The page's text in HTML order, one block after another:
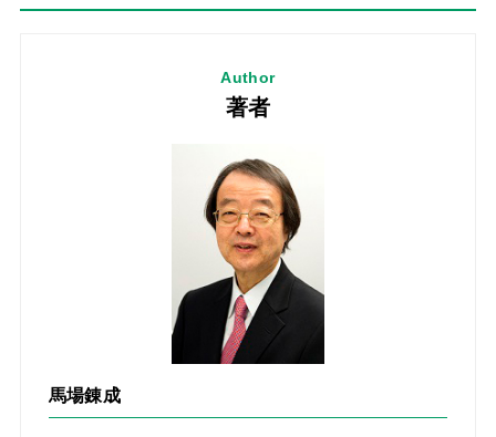
Author
著者
馬場錬成